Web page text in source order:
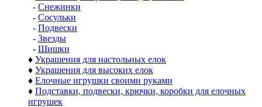
- Снежинки
- Сосульки
- Подвески
- Звезды
- Шишки
♦ Украшения для настольных елок
♦ Украшения для высоких елок
♦ Елочные игрушки своими руками
♦ Подставки, подвески, крючки, коробки для елочных
игрушек